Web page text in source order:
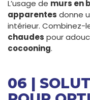
L’usage de murs en
apparentes donne
intérieur. Combinez-
chaudes pour
cocooning.
06 |